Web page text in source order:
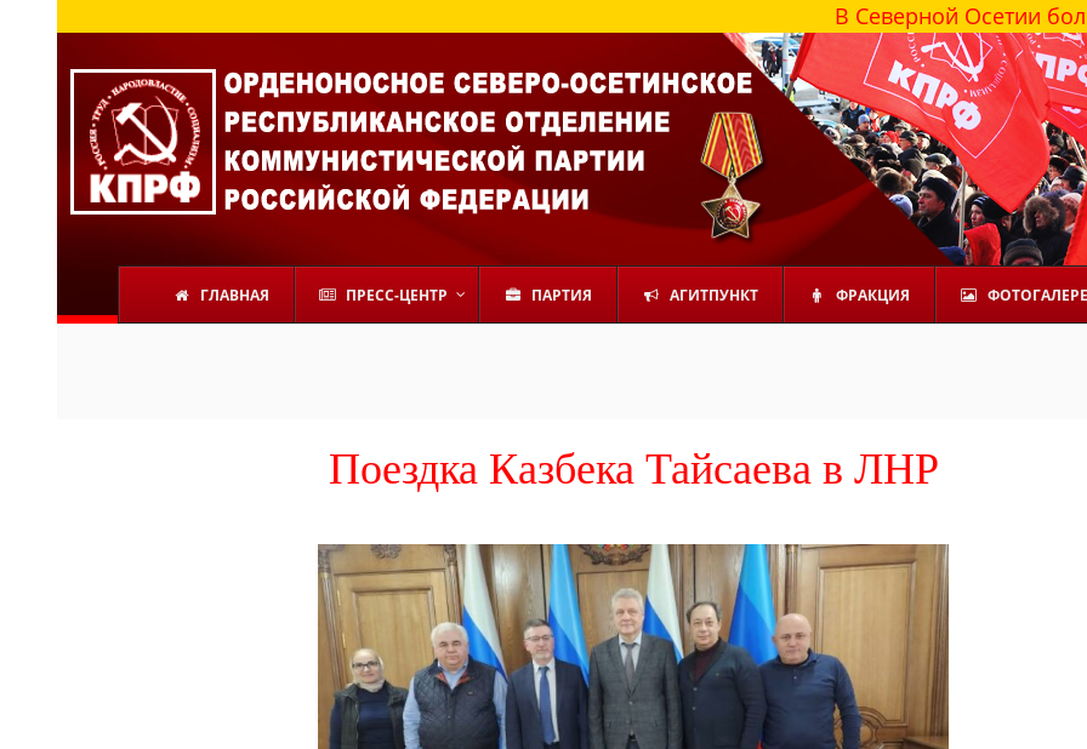
В Северной Осетии более 100
ГЛАВНАЯ ПРЕСС-ЦЕНТР ПАРТИЯ АГИТПУНКТ ФРАКЦИЯ
Поездка Казбека Тайсаева в ЛНР